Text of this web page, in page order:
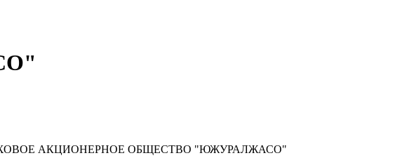
АКЦИОНЕРНОЕ ОБЩЕСТВО "ЮЖУРАЛЖАСО"